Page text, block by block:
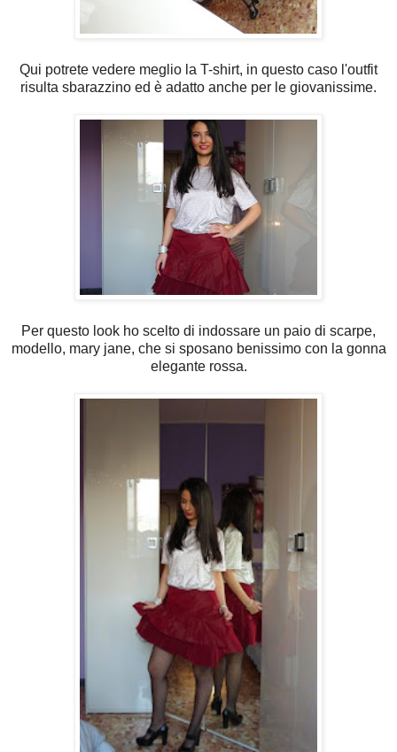
Qui potrete vedere meglio la T-shirt, in questo caso l'outfit
risulta sbarazzino ed è adatto anche per le giovanissime.
Per questo look ho scelto di indossare un paio di scarpe,
modello, mary jane, che si sposano benissimo con la gonna
elegante rossa.